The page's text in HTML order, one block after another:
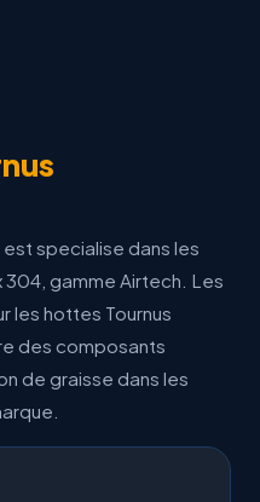
specialise dans les
gamme Airtech. Les
les hottes Tournus
des composants
de graisse dans les